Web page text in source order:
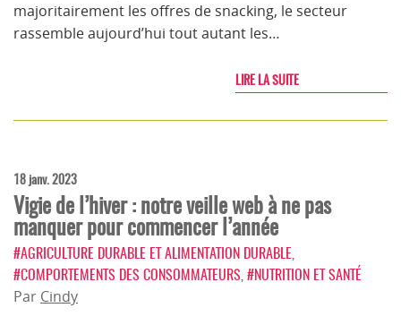
majoritairement les offres de snacking, le secteur
rassemble aujourd’hui tout autant les…
LIRE LA SUITE
18 janv. 2023
Vigie de l’hiver : notre veille web à ne pas
manquer pour commencer l’année
#AGRICULTURE DURABLE ET ALIMENTATION DURABLE
#COMPORTEMENTS DES CONSOMMATEURS #NUTRITION ET SANTÉ
Par Cindy